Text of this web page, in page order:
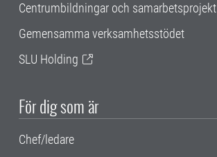
Centrumbildningar och samarbetsprojekt
Gemensamma verksamhetsstödet
SLU Holding
För dig som är
Chef/ledare